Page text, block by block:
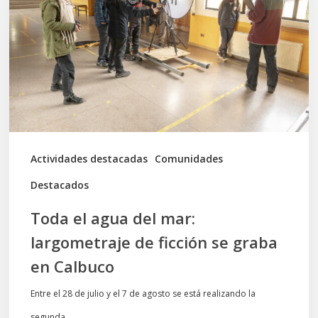
Actividades destacadas Comunidades
Destacados
del
mar:
largometraje
de
ficción
se
graba
Toda el agua del mar:
largometraje de ficción se graba
en Calbuco
Entre el 28 de julio y el 7 de agosto se está realizando la